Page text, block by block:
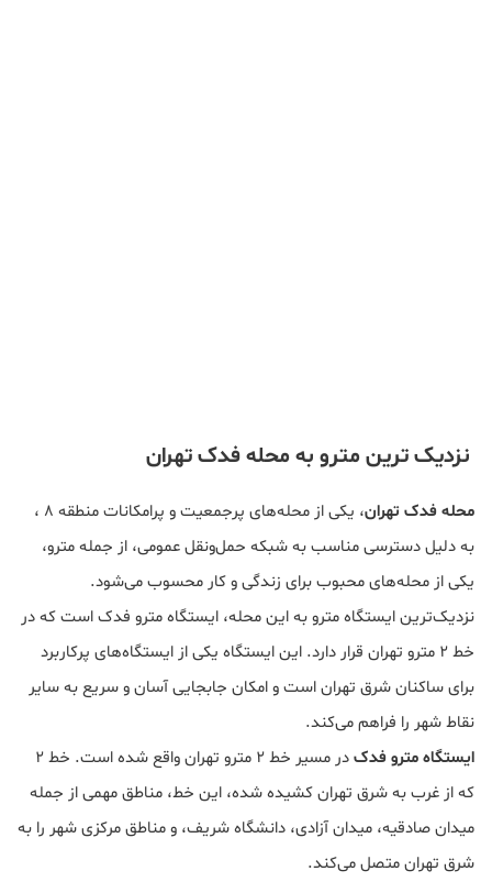
نزدیک ترین مترو به محله فدک تهران
محله فدک تهران
، یکی از محله‌های پرجمعیت و پرامکانات منطقه ۸ ،
به دلیل دسترسی مناسب به شبکه حمل‌ونقل عمومی، از جمله مترو،
یکی از محله‌های محبوب برای زندگی و کار محسوب می‌شود.
نزدیک‌ترین ایستگاه مترو به این محله، ایستگاه مترو فدک است که در
خط ۲ مترو تهران قرار دارد. این ایستگاه یکی از ایستگاه‌های پرکاربرد
برای ساکنان شرق تهران است و امکان جابجایی آسان و سریع به سایر
نقاط شهر را فراهم می‌کند.
ایستگاه مترو فدک
در مسیر خط ۲ مترو تهران واقع شده است. خط ۲
که از غرب به شرق تهران کشیده شده، این خط، مناطق مهمی از جمله
میدان صادقیه، میدان آزادی، دانشگاه شریف، و مناطق مرکزی شهر را به
شرق تهران متصل می‌کند.